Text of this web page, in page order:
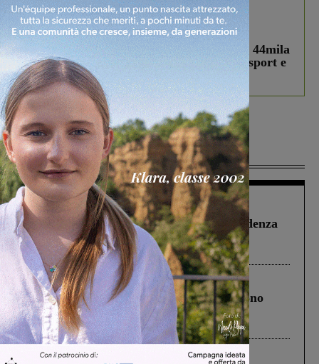
In vetrina 3 Agosto 2026
Estra Notizie agosto: Smart Cities, oltre 44mila
studenti coinvolti, torna il bando per lo sport e
debutta il podcast Estrair
Più lette
Figline Incisa Valdarno 1 Agosto 2026
Piscina di Figline finanziata oltre la scadenza
Pnrr, il gruppo di Fratelli d’Italia: “Un
ringraziamento al Governo”
Cronaca 4 Agosto 2026
Un anno fa la strage in A1 in cui morirono
Gianni, Giulia e Franco. Lo schianto, il
processo, lo stop ai sorpassi fra tir....
Cronaca 3 Agosto 2026